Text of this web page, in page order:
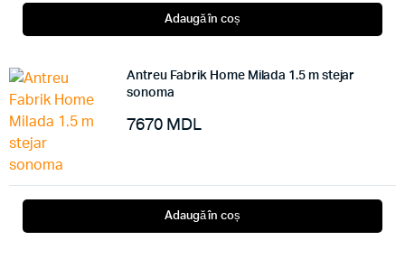
Adaugă în coș
Antreu Fabrik Home Milada 1.5 m stejar
sonoma
7670 MDL
Adaugă în coș